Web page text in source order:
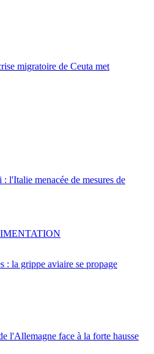
migratoire de Ceuta met
l'Italie menacée de mesures de
: la grippe aviaire se propage
l'Allemagne face à la forte hausse